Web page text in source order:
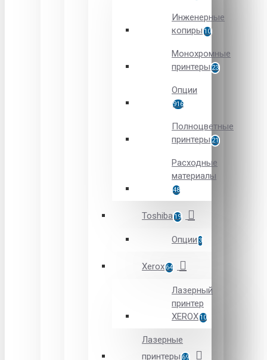
Инженерные
копиры 10
Монохромные
принтеры 23
Опции
916
Полноцветные
принтеры 21
Расходные
материалы
48
Toshiba19
Опции 3
Xerox64
Лазерный
принтер
XEROX10
Лазерные
принтеры 69